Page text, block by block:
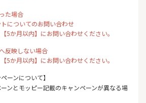
た場合
についてのお問い合わせ
か月以内】にお問い合わせください。
反映しない場合
か月以内】にお問い合わせください。
ーンについて】
ンとモッピー記載のキャンペーンが異なる場